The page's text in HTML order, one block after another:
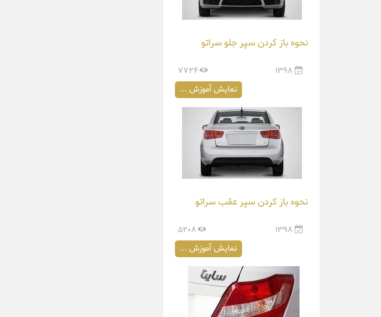
نحوه باز کردن سپر جلو سراتو
1398
7724
نمایش آموزش ...
نحوه باز کردن سپر عقب سراتو
1398
5208
نمایش آموزش ...